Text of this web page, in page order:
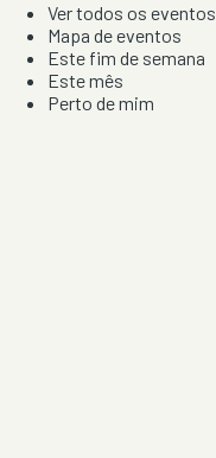
Ver todos os eventos
Mapa de eventos
Este fim de semana
Este mês
Perto de mim